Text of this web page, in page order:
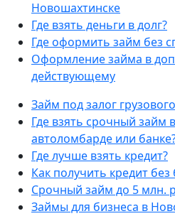
Новошахтинске
Где взять деньги в долг?
Где оформить займ без
Оформление займа в
действующему
Займ под залог
Где взять срочный займ
автоломбарде или
Где лучше взять кредит?
Как получить кредит без
Срочный займ до 5 млн.
Займы для бизнеса в